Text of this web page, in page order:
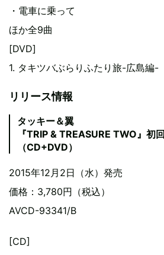
・電車に乗って
ほか全9曲
[DVD]
1. タキツバぶらりふたり旅-広島編-
リリース情報
タッキー＆翼
『TRIP & TREASURE TWO』初
（CD+DVD）
2015年12月2日（水）発売
価格：3,780円（税込）
AVCD-93341/B
[CD]